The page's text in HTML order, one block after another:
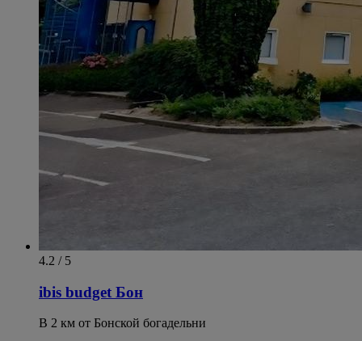
4.2 / 5
ibis budget Бон
В 2 км от Бонской богадельни